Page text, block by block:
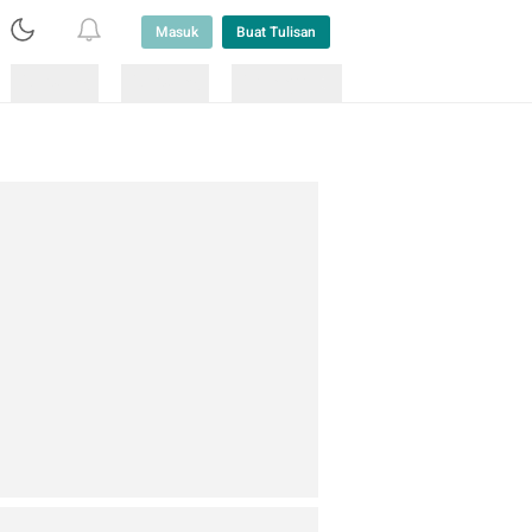
Masuk Buat Tulisan